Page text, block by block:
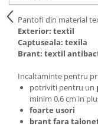
Pantofi din material
Exterior: textil
Captuseala: texila
Brant: textil
Incaltaminte pentru
potriviti pentru un
minim 0,6 cm in
foarte usori
brant fara